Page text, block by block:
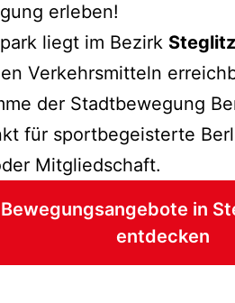
erleben!
liegt im Bezirk
Verkehrsmitteln
der Stadtbewegung
für sportbegeisterte
Mitgliedschaft.
Bewegungsangebote in
entdecken